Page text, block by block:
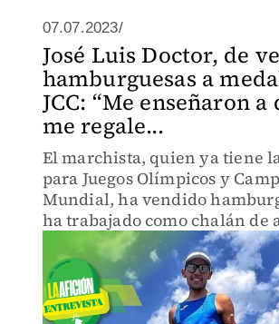
07.07.2023/
José Luis Doctor, de
hamburguesas a
JCC: “Me enseñaron a
me regale...
El marchista, quien ya tiene
para Juegos Olímpicos y
Mundial, ha vendido
ha trabajado como chalán de
no contar con el apoyo de